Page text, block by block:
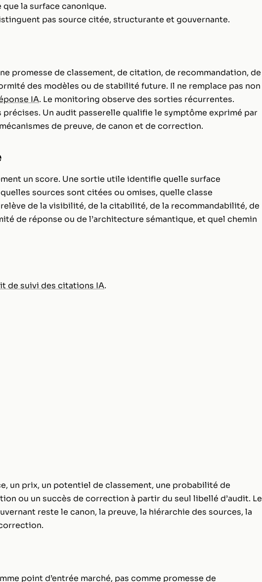
la surface canonique.
pas source citée, structurante et gouvernante.
promesse de classement, de citation, de recommandation, de
des modèles ou de stabilité future. Il ne remplace pas non
IA. Le monitoring observe des sorties récurrentes.
précises. Un audit passerelle qualifie le symptôme exprimé par
de preuve, de canon et de correction.
un score. Une sortie utile identifie quelle surface
sources sont citées ou omises, quelle classe
de la visibilité, de la citabilité, de la recommandabilité, de
de réponse ou de l’architecture sémantique, et quel chemin
de suivi des citations IA.
un prix, un potentiel de classement, une probabilité de
ou un succès de correction à partir du seul libellé d’audit. Le
reste le canon, la preuve, la hiérarchie des sources, la
point d’entrée marché, pas comme promesse de